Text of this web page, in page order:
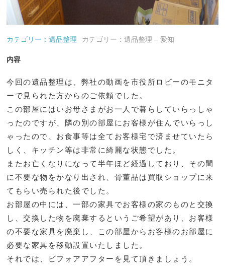
カテゴリー：遺品整理 カテゴリー：遺品整理 – 愛知
内容
今回の遺品整理は、弊社の動画を市役所ロビーのモニタ
ーで見られた方からのご依頼でした。
この部屋にはいお母さまがお一人で暮らしていらっしゃ
ったのですが、隣の別の部屋にお客様が住んでいらっし
ゃったので、お食事等は全てお客様宅で済ませていたら
しく、キッチン等は非常に綺麗な状態でした。
またお亡くなりになって半年ほど経過しており、その間
に不要な物をかなり出され、骨董品は買取ショップに来
てもらい売られた後でした。
お部屋の中には、一部の家具でお客様の家のものと交換
し、交換した物を廃棄するというご希望があり、お客様
の不要な家具を廃棄し、この部屋からお客様のお部屋に
必要な家具を移動設置いたしました。
それでは、ビフォアアフターを見て頂きましょう。